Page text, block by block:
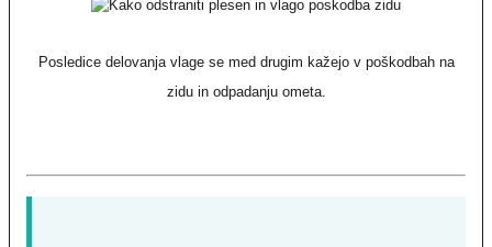
Posledice delovanja vlage se med drugim kažejo v poškodbah na
zidu in odpadanju ometa.